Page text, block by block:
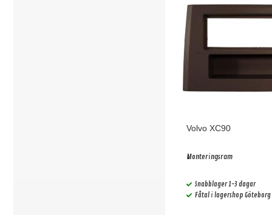
Volvo XC90
Monteringsram
Snabblager 1-3 dagar
Fåtal i lagershop Göteborg